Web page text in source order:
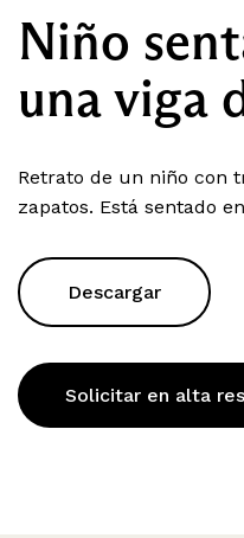
Niño
una viga
Retrato de un niño con
zapatos. Está sentado
Descargar
Solicitar en alta